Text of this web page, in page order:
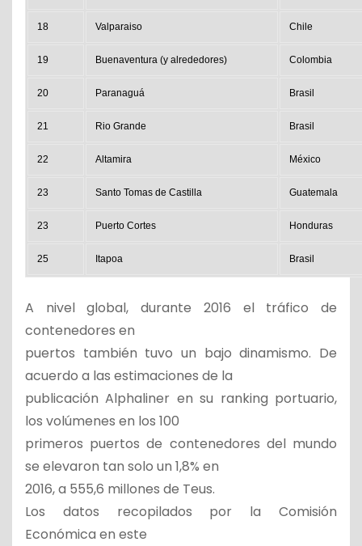
18 Valparaiso Chile
19 Buenaventura (y alrededores) Colombia
20 Paranaguá Brasil
21 Rio Grande Brasil
22 Altamira México
23 Santo Tomas de Castilla Guatemala
23 Puerto Cortes Honduras
25 Itapoa Brasil
A nivel global, durante 2016 el tráfico de
contenedores en
puertos también tuvo un bajo dinamismo. De
acuerdo a las estimaciones de la
publicación Alphaliner en su ranking portuario,
los volúmenes en los 100
primeros puertos de contenedores del mundo
se elevaron tan solo un 1,8% en
2016, a 555,6 millones de Teus.
Los datos recopilados por la Comisión
Económica en este